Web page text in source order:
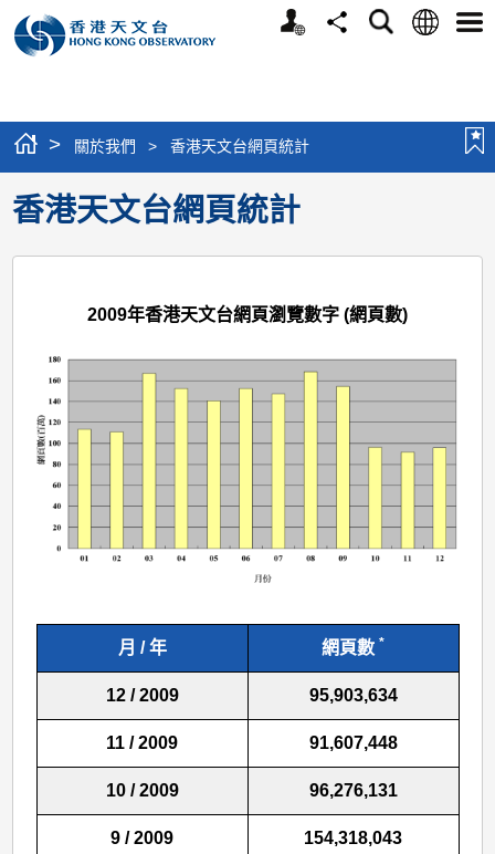
個
分
搜
語
選
> 關於我們 > 香港天文台網頁統計
香港天文台網頁統計
2009年香港天文台網頁瀏覽數字 (網頁數)
月 / 年 網頁數 *
12 / 2009 95,903,634
11 / 2009 91,607,448
10 / 2009 96,276,131
9 / 2009 154,318,043